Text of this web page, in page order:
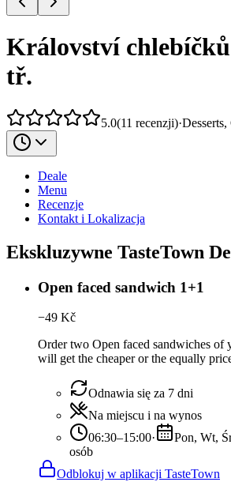
Království
tř.
5.0(11 recenzji)·Desserts,
Deale
Menu
Recenzje
Kontakt i Lokalizacja
Ekskluzywne TasteTown
Open faced sandwich 1+1
−49 Kč
Order two Open faced sandwiches of
will get the cheaper or the equally
Odnawia się za 7 dni
Na miejscu i na wynos
06:30–15:00· Pon, Wt,
osób
Odblokuj w aplikacji TasteTown